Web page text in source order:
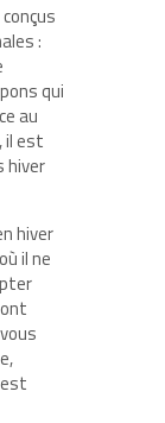
:
qui
au
il est
hiver
hiver
il ne